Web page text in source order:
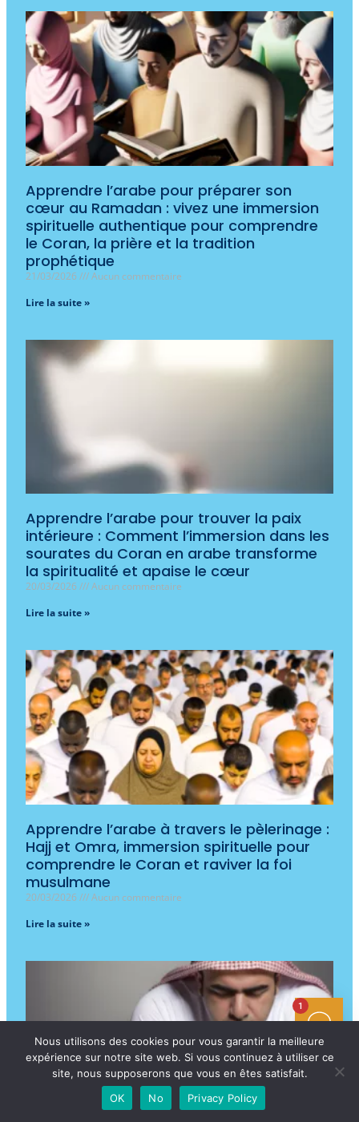
Apprendre l’arabe pour préparer son
cœur au Ramadan : vivez une immersion
spirituelle authentique pour comprendre
le Coran, la prière et la tradition
prophétique
21/03/2026
Aucun commentaire
Lire la suite »
Apprendre l’arabe pour trouver la paix
intérieure : Comment l’immersion dans les
sourates du Coran en arabe transforme
la spiritualité et apaise le cœur
20/03/2026
Aucun commentaire
Lire la suite »
Apprendre l’arabe à travers le pèlerinage :
Hajj et Omra, immersion spirituelle pour
comprendre le Coran et raviver la foi
musulmane
20/03/2026
Aucun commentaire
Lire la suite »
Nous utilisons des cookies pour vous garantir la meilleure
expérience sur notre site web. Si vous continuez à utiliser ce
site, nous supposerons que vous en êtes satisfait.
OK
No Privacy Policy
1